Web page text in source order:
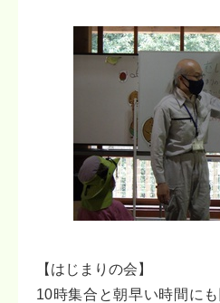
【はじまりの会】
10時集合と朝早い時間に